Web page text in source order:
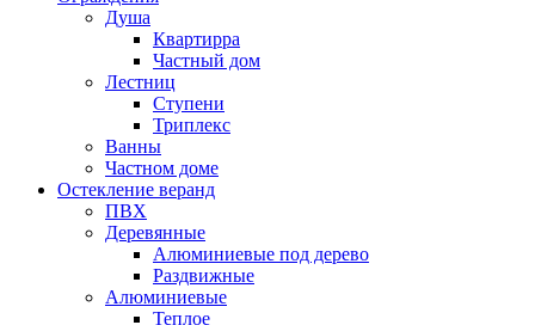
Душа
Квартирра
Частный дом
Лестниц
Ступени
Триплекс
Ванны
Частном доме
Остекление веранд
ПВХ
Деревянные
Алюминиевые под дерево
Раздвижные
Алюминиевые
Теплое